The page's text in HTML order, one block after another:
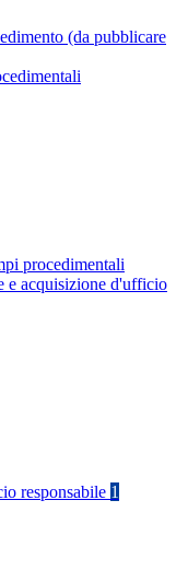
(da pubblicare
procedimentali
e acquisizione d'ufficio
responsabile 1